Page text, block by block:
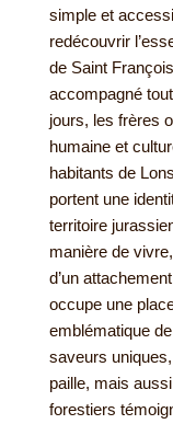
simple et
redécouvrir
de Saint
accompagné
jours, les frères
humaine et
habitants de
portent une
territoire
manière de
d’un
occupe une
emblématique
saveurs
paille, mais
forestiers